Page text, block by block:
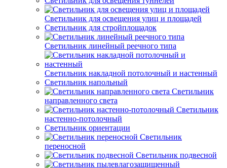
Светильник для освещения улиц и площадей
Светильник для стройплощадок
Светильник линейный реечного типа
Светильник накладной потолочный и настенный
Светильник напольный
Светильник
направленного света
Светильник
настенно-потолочный
Светильник ориентации
Светильник
переносной
Светильник подвесной